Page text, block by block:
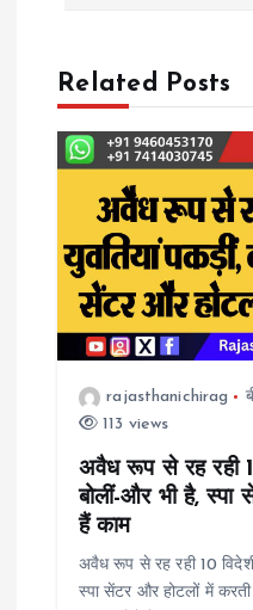
v
a
t
Related Posts
rajasthanichirag
113 views
अवैध रूप से रह रही
बोलीं-और भी है, स्पा
हैं काम
अवैध रूप से रह रही 10
स्पा सेंटर और होटलों में